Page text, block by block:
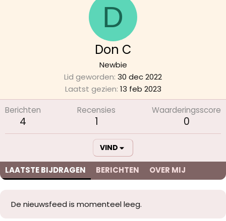
D
Don C
Newbie
Lid geworden 30 dec 2022
Laatst gezien 13 feb 2023
Berichten
4
Recensies
1
Waarderingsscore
0
VIND
LAATSTE BIJDRAGEN BERICHTEN OVER MIJ
De nieuwsfeed is momenteel leeg.